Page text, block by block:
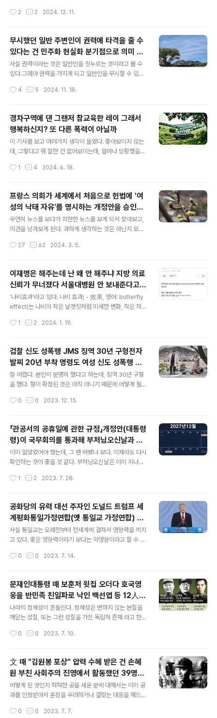
필요한 부분이 있는 것 같다. 하나 하나 살펴보자. (분석, 반
혼란이나 계엄 같은 비정상적 상황은 국가가 어려움에 처
한 것을 의미한다. (보완) 그러나 "어지럽다"는 표현만으로
모든 상황을 동일하게 묘사하기에는 구체성이 부족하다.
특정 사건들이 왜 문제가 되었는지, 그 배경과 맥락을 고
민해야 한다. 어지러운 것만 생각하면, 원래 어지러웠
나마 정치와 무관하게 생각하면, 몹시 ..
2 2 2024. 12. 11.
무시했던 일반 주변인이 권력에 타격을 줄 수
있다는 건 민주화 현실화 분기점으로 의미 높
다 사필귀정 곡해는 말자
사실 권력이라는 것은 일반인을 짓누르는 것이라고 볼 수
있다.그래야 권력을 가지게 되고 일반인을 무시할 수 있는
이 죽어 나가도 아무런 책임도 없고 그 사람을 모른다라고
생각했던 것이 큰 오산이었으니 근본에 발생된 판결에 의
해 그 사건으로 회자되는 이유라고 생각한다. 일반인을 또
는 낮은 사람을 무시할 수 있는 것이 과거의 권력의 형태라
고 볼 수 있다.그리고 아마도 민주당도 그 권력을 타도하고
제거하고 빼앗으려는 시도를 오랫동안 해온 것으로 알고
발전했어야 옳다고 본다.하지만 누군가, 범죄한 사람을 대
4 5 2024. 11. 18.
경차구역에 댄 그랜저 참교육한 레이 그래서
행복하신지? 또 다른 폭력이 아닐까
이 기사를 보고 여러가지 생각이 들었다. 좋아보이지 않는
데, 그렇다고 뭐 잘한 건 없어보이는데, 얼마나 당황했을까
댈 수 없기 때문일 것이다. 저렇게까지 한 걸 보면, 어쩌면
이 든다. 술마신 뒤 안전을 위해서 대리를 불렀다면 있을 수
도 있는 일 아닌가?이러저러한 생각을 하게 되지만, 사실
답은 모른다. 그리고, 사실이 밝혀져도, 밝혀지지 않아도 그
냥 잊혀질 가능성이 높다. 하지만 이걸 참교육한다? 길막
같은 짓을 하는 것 또한 또 다른 폭력이 아닐까 생각되기 때
다면 몹시 당황스럽지 않을까 싶다. 1. 경차 전용 주차구역
1 4 2024. 6. 18.
프랑스 의회가 세계에서 처음으로 헌법에 '여
성의 낙태 자유'를 명시하는 개정안을 승인했
다 헌법적으로 보장하는 나라 이게 옳은가?
그른가? 자유라고 볼 수 있을까? 출산장려?
우연히 뉴스를 보다가 희한한 뉴스를 보게 되서 찾아보고,
의견을 남겨보게 된다. 과하게 생각하는 것은 아닌지 모르
겠다는 생각이다. 살해의 자유? 자살의 자유? 극단적으로
유가 아닌 것이 된다고 본다. 프랑스 마크롱 대통령도, 총리
도 환영한 것 같은데, 이게 옳은지, 맞는지, 그렇다고 행복
해지는지 등등 의문은 사라지지 않는다. 프랑스 의회가 세
계에서 처음으로 헌법에 '여성의 낙태 자유'를 명시하는 개
정안을 승인했다. 상하원 합동회의에서 개헌안은 압도적인
헌법적으로 보장하는 나라가 되었다. 이 개정안은 프랑스
27 62 2024. 3. 5.
이재명은 해주는데 난 왜 안 해주냐 지방 의료
신뢰가 무너졌다 서울대병원 안 보내준다고
미치겠다 응급실 의사 실소 미치겠다 좋지 않
은 선례를 남겼다 헬기 불러달라
'나비효과'라고 있다. 나비 효과( - 效果, 영어: butterfly
effect)는 나비의 작은 날갯짓처럼 미세한 변화, 작은 차
으로 이어지게 되는 현상을 말한다.(출처:위키백과) '구더
이 있더라도 마땅히 할 일은 해야 한다는 의미이겠지만, 이
재명은 할 수 있고, 일반 시민은 할 수 없다는 의미로 보자
면, 굉장히 짜증 나는 속담이 되고, 그런 상황이 된다. '내로
남불'이라고 있다. 내가 하면 로멘스인데, 남이 하면 불륜이
라서 붙여진 말인데, 정치인들이 주로 남을 헐뜯을 때 주로
있다. 자기의 비위에 맞는 사람이나 자기에게 좋..
1 2 2024. 1. 19.
검찰 신도 성폭행 JMS 징역 30년 구형전자
발찌 20년 부착 명령도 여성 신도 성폭행 혐
의 기독교복음선교회(JMS) 총재 정명석(7
8)씨에게 중형을 구형 신이 아니고 사람임을
분명히 했다
참 어렵다. 본인이 분명히 했다고 하는데, 징역 30년 구형
을 했다. 형이 확정된 것은 아직 아니기 때문에 어떻게 될지
방법을 동원해서 피한다 하더라도 사실적시에 대해서는 사
을 주는 것을 적선이라 한다. 상식적으로 생각하면 비슷한
생각을 할 거라 본다. 하지만 이상한 생각에 사로잡혀 나쁜
짓을 하고도 아무런 가책을 느끼지 못하는 것은 일반적으
로 인간이 아니라 본다. 반성의 기미가 보이지 않는 태도는
동일한 사항에 다른 생각을 가지고 있는 것이 문제라고 본
0 0 2023. 12. 15.
「관공서의 공휴일에 관한 규정」개정안(대통령
령)이 국무회의를 통과해 부처님오신날과 기
독탄신일에도 대체공휴일이 확대 적용된다 2
023년 부터 추가 2027년 성탄절이 토요일
이미 알았었어야 했는데, 그 땐 바빴나 보다. 이제라도 다시
확인하는 것이 좋을 것 같다. 부처님오신날은 이미 지나갔
다. 2023년 5월 27일 토요일이어서 2023년 5월 29일
다는 것이 의미있고, 실재적인 효과도 있지 않을까 싶다. 다
가올 2027년 12월 25일이 토요일이니까 기대해본다. 대
체공휴일을 지정하는 휴일을 간단하게 정리해보고 넘어가
자. 관공서의 공휴일에 관한 규정이다. 제2조(공휴일) 관공
서의 공휴일은 다음 각 호와 같다. 다만, 재외공관의 공휴일
다. 1. 일요일 2. 국경일 중 3ㆍ1절, 광복절, 개천절 및 한글
1 2 2023. 7. 28.
공화당의 유력 대선 주자인 도널드 트럼프 세
계평화통일가정연합(옛 통일교 가정연합) 행
사에 두 차례 영상 강연 25억원 받았다 대선
후보의 수입 공개를 의무화 북한 향한 비판의
목소리
사실 통일교는 오래전부터 전세계에 걸쳐서 영향력을 끼치
고 있다. 좋은 영향력이라기 보다는 악영향이라고 할 수 있
서 어느 정도 추정해볼 수 있는 것이고, 이것이 일면을 알려
지도, 저러지도 못하는 상황이라 생각한다. 트럼프는 돈을
주는 곳이라면 어디든 갔을 것 같다. 게다가 가서는 북한 향
한 비판을 했다고 하니, 통일교는 적어도 북한에 대해서는
호의적인 사이비 종교인데, 좀 애매한 발언이 아니었나 싶
좋아했을 것 같다. 하지만 신천지 행사에 연예인, 정치인이
0 0 2023. 7. 14.
문재인대통령 때 보훈처 윗집 오더다 호국영
웅을 반민족 친일파로 낙인 백선엽 등 12人
어떻게 폄훼됐나 친일파 명단 이유 안장 기록
친일파 문구 명시 결정 불공정 편파 시비 전시
체제 간도..
나라의 정체성이 흔들린다. 정체성은 변하지 않는 본질을
깨닫는 성질, 또는 그런 성질을 가진 독립적 존재 라고 한
이겠고, 기준을 제대로 잡아서 혼란스럽지 않게 만들어야
것이다. 하지만 역사를 제대로 잡아두지 않으면 일본이나,
다른 여타의 나라에서 자국은 물론이고, 타국의 역사마저
왜곡하는 오류에 빠질 수 있고, 헤어나올 수 없는 상황으로
치닫게 될거다. 정권 교체마다 역사를 고치는 나라여야 할
까? 그것도 고대사가 아닌 가까운 현대사, 근대사를? 아직
같다. 오히려 그들이 다 죽고 난 뒤라면 괜찮아질지도 모른
0 0 2023. 7. 10.
文 때 "김원봉 포상" 압력 수혜 받은 건 손혜
원 부친 사회주의 진영에서 활동했던 39명이
바뀐 규정에 따라 실제 포상 대상이 됐던 것으
로 파악 정부가 바뀔 때마다 건국훈장 수여 기
준 바뀌어
어떻게 된 것인지 혁혁한 공을 세운 분에 대해서는 이미 공
과를 인정받아서 훈장을 우려하거나 걸맞는 대응을 해드린
기준으로 걸맞지 않다고 생각하는 부분 까지도 다 수여할
0 0 2023. 7. 7.